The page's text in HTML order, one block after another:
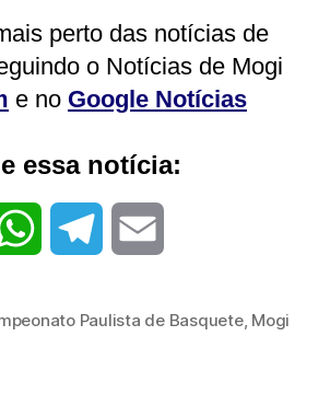
perto das notícias de
o Notícias de Mogi
e no Google Notícias
essa notícia:
Paulista de Basquete, Mogi